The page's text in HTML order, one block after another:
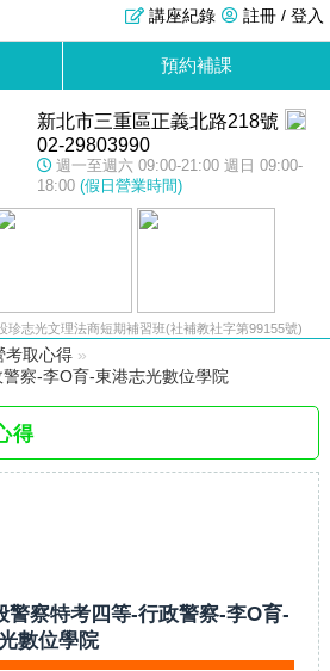
註冊 / 登入
講座紀錄
預約補課
新北市三重區正義北路218號
02-29803990
週一至週六 09:00-21:00 週日 09:00-
18:00 (假日營業時間)
珍志光文理法商短期補習班(社補教社字第99155號)
考取心得 »
察-李O育-東港志光數位學院
得
警察特考四等-行政警察-李O育-
數位學院